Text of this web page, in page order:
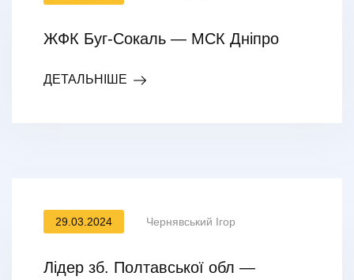
ЖФК Буг-Сокаль — МСК Дніпро
ДЕТАЛЬНІШЕ
29.03.2024 Чернявський Ігор
Лідер зб. Полтавської обл —